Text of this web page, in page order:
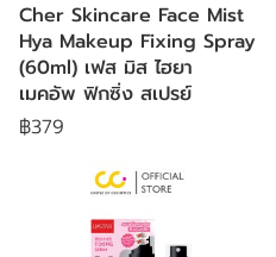
Cher Skincare Face Mist
Hya Makeup Fixing Spray
(60ml) เฟส มิส ไฮยา
เมคอัพ ฟิกซิ่ง สเปรย์
฿379